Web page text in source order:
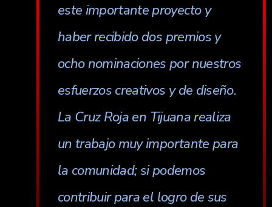
este importante proyecto y
haber recibido dos premios y
ocho nominaciones por nuestros
esfuerzos creativos y de diseño.
La Cruz Roja en Tijuana realiza
un trabajo muy importante para
la comunidad; si podemos
contribuir para el logro de sus